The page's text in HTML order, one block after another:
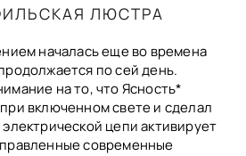
ЛЮСТРА
началась еще во времена
по сей день.
на то, что Ясность*
включенном свете и сделал
цепи активирует
современные